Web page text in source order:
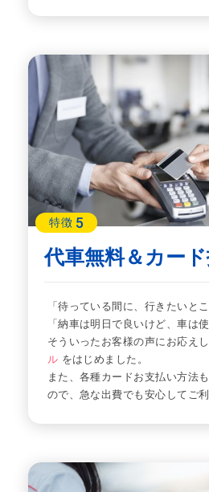
特徴 5
代車無料＆カー
「待っている間に、行きたいと
「納車は明日で良いけど、車は使
そういったお客様の声にお応えし
ル をはじめました。
また、各種カードお支払い方法
ので、急な出費でも安心してご